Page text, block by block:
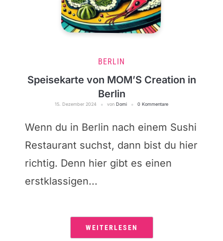
BERLIN
Speisekarte von MOM’S Creation in
Berlin
15. Dezember 2024 von Domi 0 Kommentare
Wenn du in Berlin nach einem Sushi
Restaurant suchst, dann bist du hier
richtig. Denn hier gibt es einen
erstklassigen...
WEITERLESEN